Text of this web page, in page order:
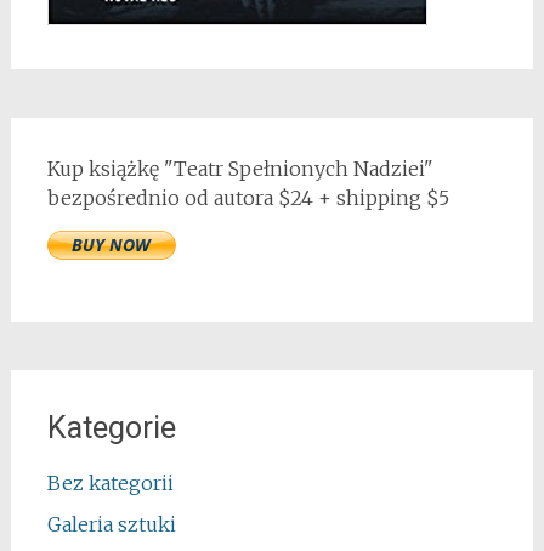
Kup książkę "Teatr Spełnionych Nadziei"
bezpośrednio od autora $24 + shipping $5
Kategorie
Bez kategorii
Galeria sztuki